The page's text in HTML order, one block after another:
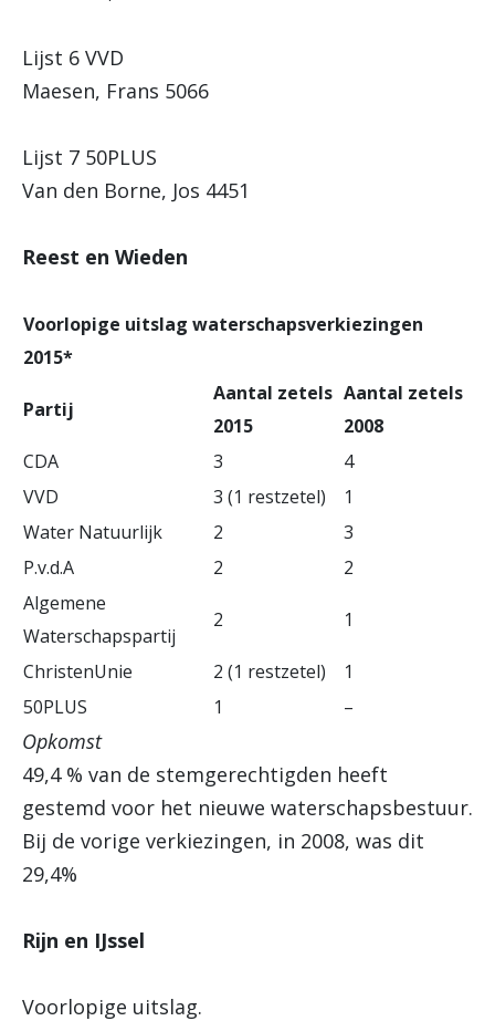
Lijst 6 VVD
Maesen, Frans 5066
Lijst 7 50PLUS
Van den Borne, Jos 4451
Reest en Wieden
Voorlopige uitslag waterschapsverkiezingen
2015*
Partij
Aantal zetels
2015
Aantal zetels
2008
CDA
3
4
VVD
3 (1 restzetel)
1
Water Natuurlijk
2
3
P.v.d.A
2
2
Algemene
Waterschapspartij
2 1
ChristenUnie 2 (1 restzetel)
1
50PLUS
1 –
Opkomst
49,4 % van de stemgerechtigden heeft
gestemd voor het nieuwe waterschapsbestuur.
Bij de vorige verkiezingen, in 2008, was dit
29,4%
Rijn en IJssel
Voorlopige uitslag.